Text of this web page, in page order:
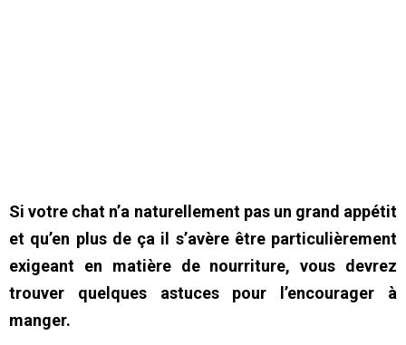
Si votre chat n’a naturellement pas un grand appétit
et qu’en plus de ça il s’avère être particulièrement
exigeant en matière de nourriture, vous devrez
trouver quelques astuces pour l’encourager à
manger.